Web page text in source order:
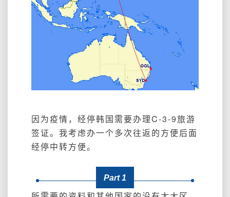
因为疫情，经停韩国需要办理C-3-9旅游
签证。我考虑办一个多次往返的方便后面
经停中转方便。
Part 1